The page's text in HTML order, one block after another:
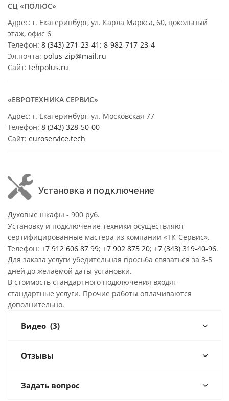
СЦ «ПОЛЮС»
Адрес: г. Екатеринбург, ул. Карла Маркса, 60, цокольный
этаж, офис 6
Телефон: 8 (343) 271-23-41 ; 8-982-717-23-4
Эл.почта: polus-zip@mail.ru
Сайт: tehpolus.ru
«ЕВРОТЕХНИКА СЕРВИС»
Адрес: г. Екатеринбург, ул. Московская 77
Телефон: 8 (343) 328-50-00
Сайт: euroservice.tech
Установка и подключение
Духовые шкафы - 900 руб.
Установку и подключение техники осуществляют
сертифицированные мастера из компании «ТК-Сервис».
Телефон: +7 912 606 87 99; +7 902 875 20; +7 (343) 319-40-96.
Для заказа услуги убедительная просьба связаться за 3-5
дней до желаемой даты установки.
В стоимость стандартного подключения входят
стандартные услуги. Прочие работы оплачиваются
дополнительно.
Видео (3)
Отзывы
Задать вопрос